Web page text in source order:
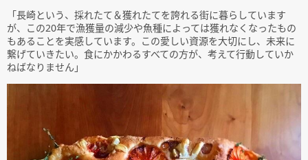
「長崎という、採れたて＆獲れたてを誇れる街に暮らしています
が、この20年で漁獲量の減少や魚種によっては獲れなくなったもの
もあることを実感しています。この愛しい資源を大切にし、未来に
繋げていきたい。食にかかわるすべての方が、考えて行動していか
ねばなりません」